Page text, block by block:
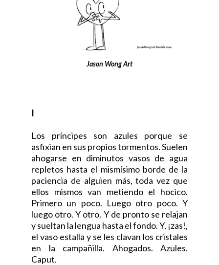
Jason Wong Art
I
Los príncipes son azules porque se
asfixian en sus propios tormentos. Suelen
ahogarse en diminutos vasos de agua
repletos hasta el mismísimo borde de la
paciencia de alguien más, toda vez que
ellos mismos van metiendo el hocico.
Primero un poco. Luego otro poco. Y
luego otro. Y otro. Y de pronto se relajan
y sueltan la lengua hasta el fondo. Y, ¡zas!,
el vaso estalla y se les clavan los cristales
en la campañilla. Ahogados. Azules.
Caput.